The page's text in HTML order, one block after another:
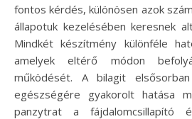
fontos kérdés, különösen azok
állapotuk kezelésében keresnek
Mindkét készítmény különféle
amelyek eltérő módon
működését. A bilagit
egészségére gyakorolt hatása
panzytrat a fájdalomcsillapító